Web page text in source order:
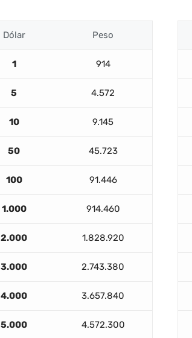
Dólar Peso
1 914
5 4.572
10 9.145
50 45.723
100 91.446
1.000 914.460
2.000 1.828.920
3.000 2.743.380
4.000 3.657.840
5.000 4.572.300